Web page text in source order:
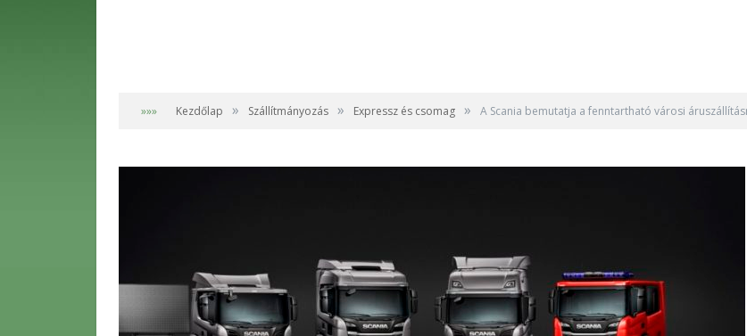
»»» Kezdőlap » Szállítmányozás » Expressz és csomag » A Scania bemutatja a fenntartható városi